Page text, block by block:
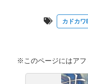
カドカワ
※このページにはアフ